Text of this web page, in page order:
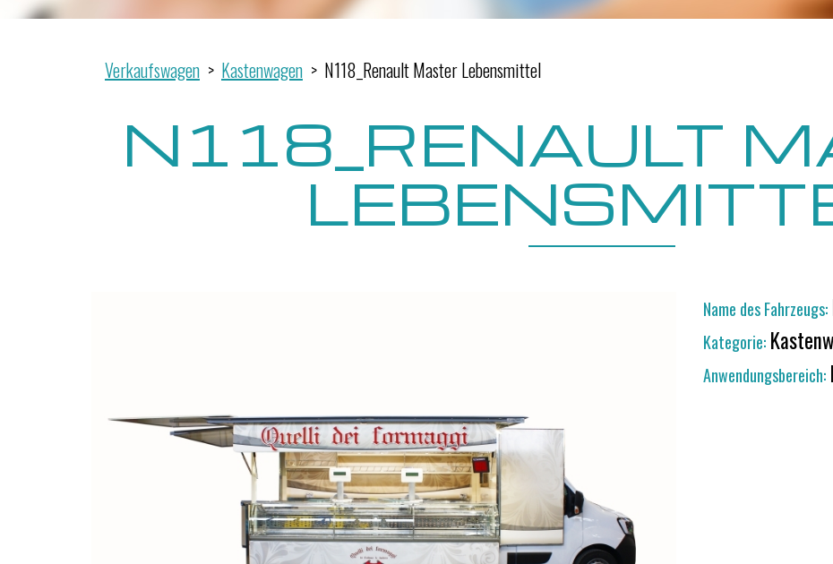
Verkaufswagen Kastenwagen N118_Renault Master Lebensmittel
N118_RENAULT
Name des Fahrzeugs:
Kategorie:
Anwendungsbereich: